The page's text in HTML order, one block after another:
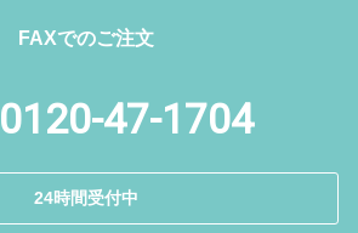
FAXでのご注文
0120-47-1704
24時間受付中